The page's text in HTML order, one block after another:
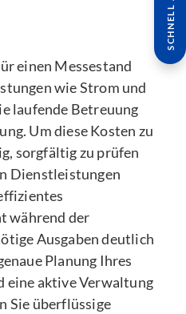
einen Messestand
wie Strom und
laufende Betreuung
Um diese Kosten zu
sorgfältig zu prüfen
Dienstleistungen
während der
Ausgaben deutlich
Planung Ihres
eine aktive Verwaltung
Sie überflüssige